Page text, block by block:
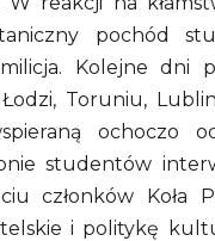
pochód
Kolejne dni
Toruniu,
ochoczo
studentów
członków Koła
i politykę